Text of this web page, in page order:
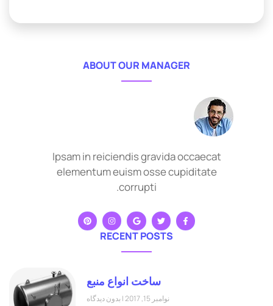
ABOUT OUR MANAGER
Ipsam in reiciendis gravida occaecat
elementum euism osse cupiditate
corrupti.
RECENT POSTS
ساخت انواع منبع
نوامبر 15, 2017 بدون دیدگاه